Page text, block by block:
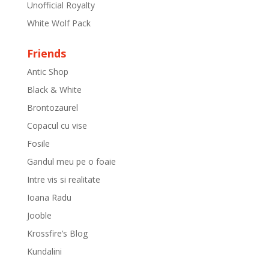
Unofficial Royalty
White Wolf Pack
Friends
Antic Shop
Black & White
Brontozaurel
Copacul cu vise
Fosile
Gandul meu pe o foaie
Intre vis si realitate
Ioana Radu
Jooble
Krossfire’s Blog
Kundalini